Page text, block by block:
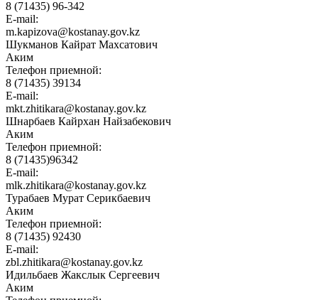
8 (71435) 96-342
E-mail:
m.kapizova@kostanay.gov.kz
Шукманов Кайрат Махсатович
Аким
Телефон приемной:
8 (71435) 39134
E-mail:
mkt.zhitikara@kostanay.gov.kz
Шнарбаев Кайрхан Найзабекович
Аким
Телефон приемной:
8 (71435)96342
E-mail:
mlk.zhitikara@kostanay.gov.kz
Турабаев Мурат Серикбаевич
Аким
Телефон приемной:
8 (71435) 92430
E-mail:
zbl.zhitikara@kostanay.gov.kz
Идильбаев Жакслык Сергеевич
Аким